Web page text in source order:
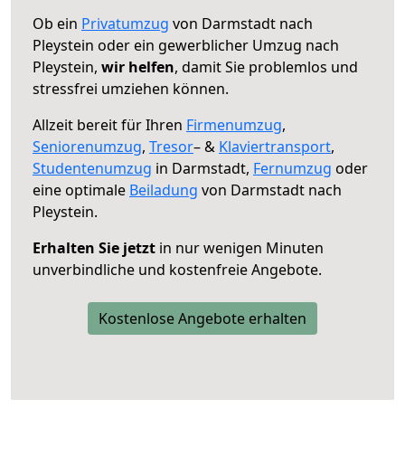
Ob ein Privatumzug von Darmstadt nach
Pleystein oder ein gewerblicher Umzug nach
Pleystein, wir helfen, damit Sie problemlos und
stressfrei umziehen können.
Allzeit bereit für Ihren Firmenumzug,
Seniorenumzug, Tresor– & Klaviertransport,
Studentenumzug in Darmstadt, Fernumzug oder
eine optimale Beiladung von Darmstadt nach
Pleystein.
Erhalten Sie jetzt in nur wenigen Minuten
unverbindliche und kostenfreie Angebote.
Kostenlose Angebote erhalten